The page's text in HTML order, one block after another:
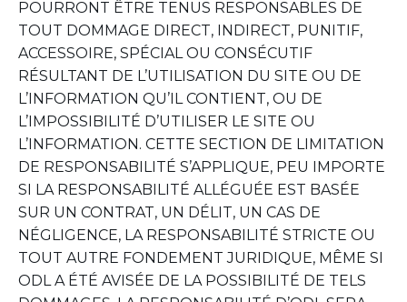
POURRONT ÊTRE TENUS RESPONSABLES DE
TOUT DOMMAGE DIRECT, INDIRECT, PUNITIF,
ACCESSOIRE, SPÉCIAL OU CONSÉCUTIF
RÉSULTANT DE L’UTILISATION DU SITE OU DE
L’INFORMATION QU’IL CONTIENT, OU DE
L’IMPOSSIBILITÉ D’UTILISER LE SITE OU
L’INFORMATION. CETTE SECTION DE LIMITATION
DE RESPONSABILITÉ S’APPLIQUE, PEU IMPORTE
SI LA RESPONSABILITÉ ALLÉGUÉE EST BASÉE
SUR UN CONTRAT, UN DÉLIT, UN CAS DE
NÉGLIGENCE, LA RESPONSABILITÉ STRICTE OU
TOUT AUTRE FONDEMENT JURIDIQUE, MÊME SI
ODL A ÉTÉ AVISÉE DE LA POSSIBILITÉ DE TELS